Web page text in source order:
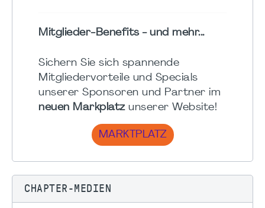
Mitglieder-Benefits - und mehr...
Sichern Sie sich spannende
Mitgliedervorteile und Specials
unserer Sponsoren und Partner im
neuen Markplatzunserer Website!
MARKTPLATZ
CHAPTER-MEDIEN